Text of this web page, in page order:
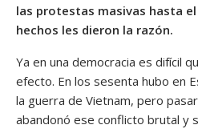
las protestas masivas hasta
hechos les dieron la razón.
Ya en una democracia es difícil
efecto. En los sesenta hubo en
la guerra de Vietnam, pero
abandonó ese conflicto brutal y